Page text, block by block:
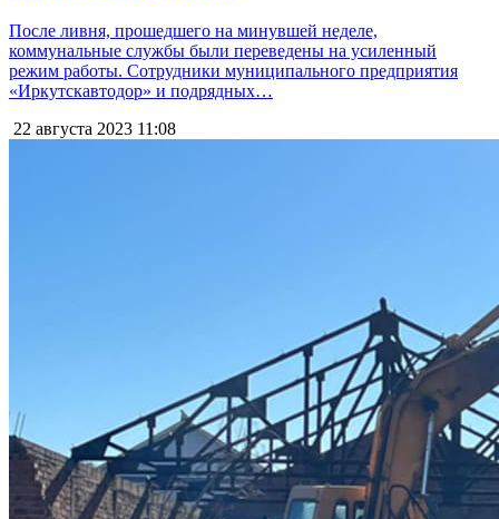
После ливня, прошедшего на минувшей неделе,
коммунальные службы были переведены на усиленный
режим работы. Сотрудники муниципального предприятия
«Иркутскавтодор» и подрядных…
22 августа 2023 11:08